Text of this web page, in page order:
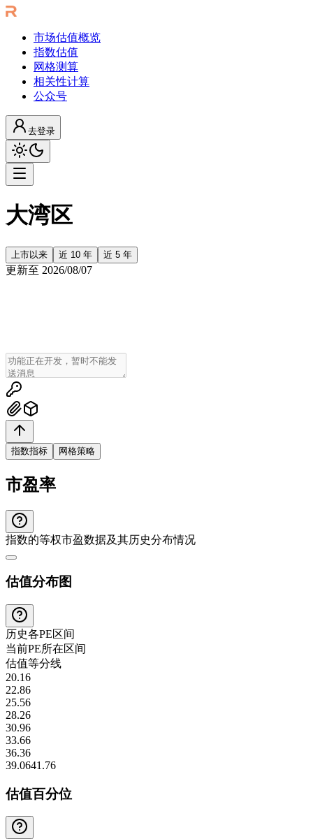
市场估值概览
指数估值
网格测算
相关性计算
公众号
去登录
大湾区
上市以来 近 10 年 近 5 年
更新至 2026/08/07
指数指标 网格策略
市盈率
指数的等权市盈数据及其历史分布情况
估值分布图
历史各PE区间
当前PE所在区间
估值等分线
20.16
22.86
25.56
28.26
30.96
33.66
36.36
39.0641.76
估值百分位